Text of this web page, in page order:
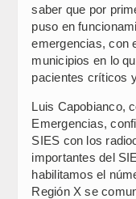
saber que por
puso en
emergencias, con
municipios en lo
pacientes críticos
Luis Capobianco,
Emergencias,
SIES con los
importantes del
habilitamos el
Región X se